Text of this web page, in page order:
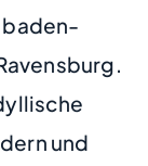
baden-
und